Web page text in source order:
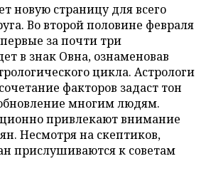
новую страницу для всего
Во второй половине февраля
за почти три
в знак Овна, ознаменовав
цикла. Астрологи
факторов задаст тон
многим людям.
привлекают внимание
Несмотря на скептиков,
прислушиваются к советам